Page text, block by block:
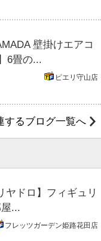
壁掛けエアコ
6畳の...
ピエリ守山店
するブログ一覧へ
ヤドロ】フィギュリ
...
フレッツガーデン姫路花田店